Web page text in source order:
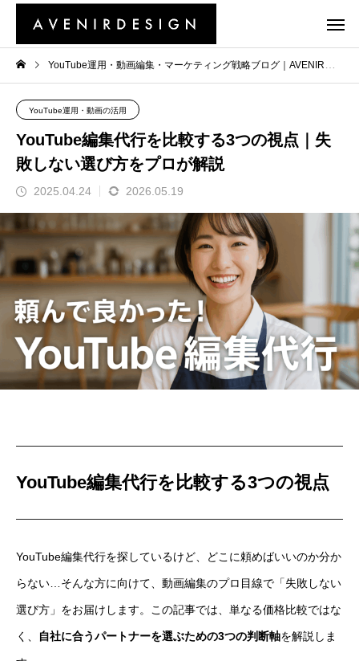
YouTube運用・動画編集・マーケティング戦略ブログ｜AVENIR
YouTube運用・動画の活用
YouTube編集代行を比較する3つの視点｜失
敗しない選び方をプロが解説
2025.04.24 2026.05.19
YouTube編集代行を比較する3つの視点
YouTube編集代行を探しているけど、どこに頼めばいいのか分か
らない…そんな方に向けて、動画編集のプロ目線で「失敗しない
選び方」をお届けします。この記事では、単なる価格比較ではな
く、 自社に合うパートナーを選ぶための3つの判断軸を解説しま